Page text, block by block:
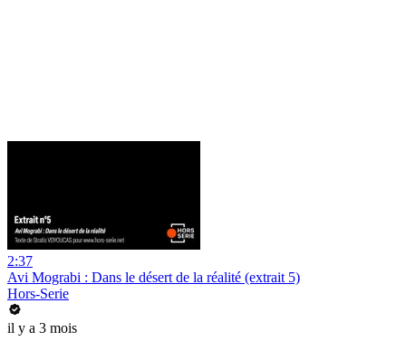
2:37
Avi Mograbi : Dans le désert de la réalité (extrait 5)
Hors-Serie
il y a 3 mois